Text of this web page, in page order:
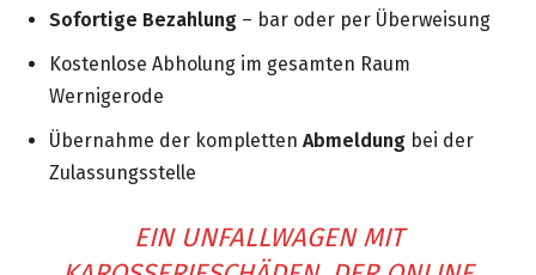
Sofortige Bezahlung – bar oder per Überweisung
Kostenlose Abholung im gesamten Raum
Wernigerode
Übernahme der kompletten Abmeldung bei der
Zulassungsstelle
EIN UNFALLWAGEN MIT